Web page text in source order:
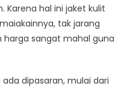
Karena hal ini jaket kulit
tak jarang
sangat mahal guna
dipasaran, mulai dari